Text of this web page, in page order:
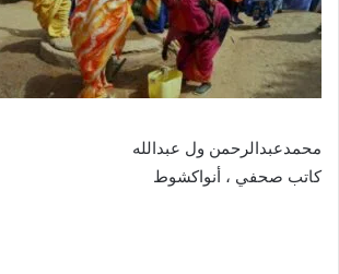
محمدعبدالرحمن ول عبدالله
كاتب صحفي ، أنواكشوط